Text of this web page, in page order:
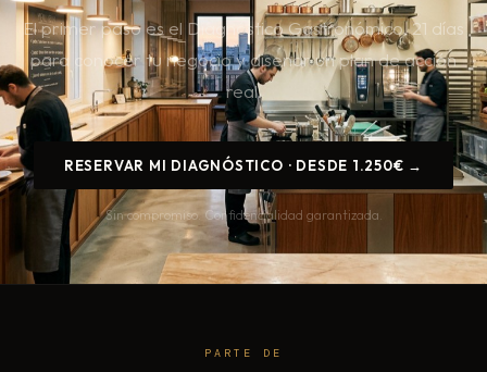
El primer paso es el Diagnóstico Gastronómico. 21 días
para conocer tu negocio y disenar un plan de acción
real.
RESERVAR MI DIAGNÓSTICO · DESDE 1.250€ →
Sin compromiso. Confidencialidad garantizada.
PARTE DE